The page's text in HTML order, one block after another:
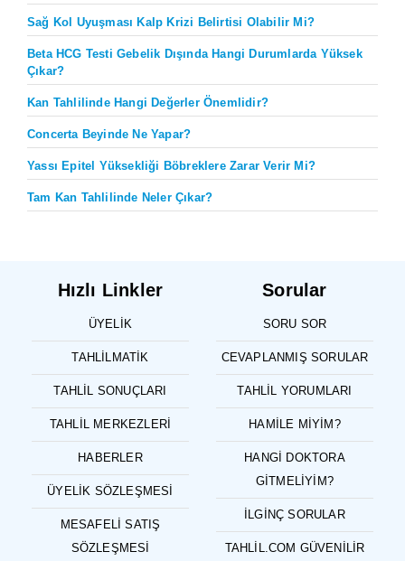
Sağ Kol Uyuşması Kalp Krizi Belirtisi Olabilir Mi?
Beta HCG Testi Gebelik Dışında Hangi Durumlarda Yüksek
Çıkar?
Kan Tahlilinde Hangi Değerler Önemlidir?
Concerta Beyinde Ne Yapar?
Yassı Epitel Yüksekliği Böbreklere Zarar Verir Mi?
Tam Kan Tahlilinde Neler Çıkar?
Hızlı Linkler
ÜYELIK
TAHLILMATIK
TAHLIL SONUÇLARI
TAHLIL MERKEZLERI
HABERLER
ÜYELIK SÖZLEŞMESI
MESAFELI SATIŞ
SÖZLEŞMESI
Sorular
SORU SOR
CEVAPLANMIŞ SORULAR
TAHLIL YORUMLARI
HAMILE MIYIM?
HANGI DOKTORA
GITMELIYIM?
İLGINÇ SORULAR
TAHLIL.COM GÜVENILIR